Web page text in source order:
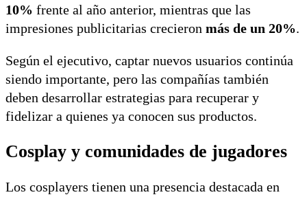
10% frente al año anterior, mientras que las
impresiones publicitarias crecieron más de un 20%.
Según el ejecutivo, captar nuevos usuarios continúa
siendo importante, pero las compañías también
deben desarrollar estrategias para recuperar y
fidelizar a quienes ya conocen sus productos.
Cosplay y comunidades de jugadores
Los cosplayers tienen una presencia destacada en